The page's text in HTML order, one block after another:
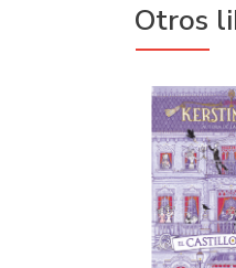
Otros